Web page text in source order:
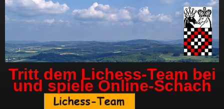
Tritt dem Lichess-Team bei
und spiele Online-Schach